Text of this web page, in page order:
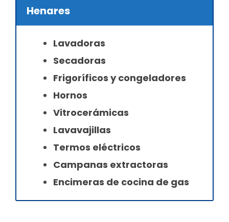
Henares
Lavadoras
Secadoras
Frigoríficos y congeladores
Hornos
Vitrocerámicas
Lavavajillas
Termos eléctricos
Campanas extractoras
Encimeras de cocina de gas